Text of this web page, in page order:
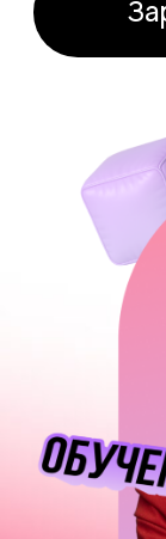
Почему
Какие
молодёжи
и
Как
и удержать
не превращая
Что реально
сотрудникам
другие